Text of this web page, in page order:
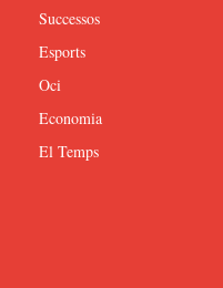
Successos
Esports
Oci
Economia
El Temps